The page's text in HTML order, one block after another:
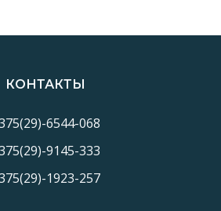
КОНТАКТЫ
6544-068
9145-333
1923-257